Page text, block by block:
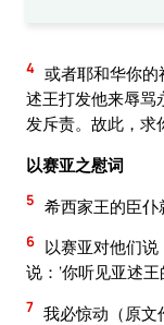
4 或者耶和华你
述王打发他来辱骂
发斥责。故此，求
以赛亚之慰词
5 希西家王的臣仆
6 以赛亚对他们
说：‘你听见亚述
7 我必惊动（原文